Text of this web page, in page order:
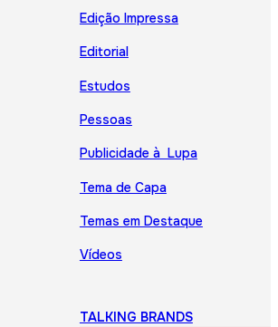
Edição Impressa
Editorial
Estudos
Pessoas
Publicidade à Lupa
Tema de Capa
Temas em Destaque
Vídeos
TALKING BRANDS